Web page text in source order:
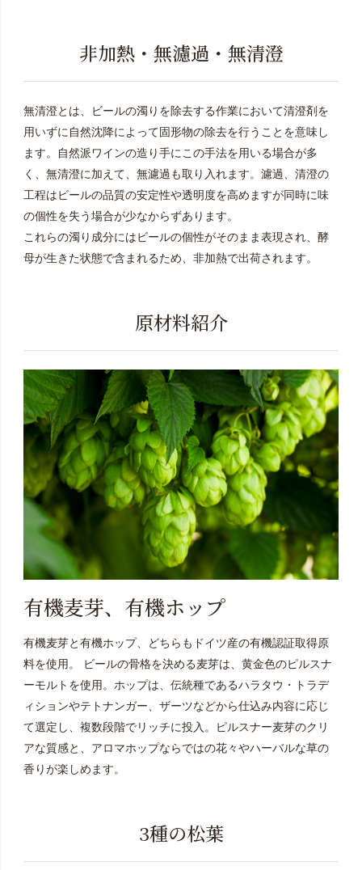
非加熱・無濾過・無清澄
無清澄とは、ビールの濁りを除去する作業において清澄剤を
用いずに自然沈降によって固形物の除去を行うことを意味し
ます。自然派ワインの造り手にこの手法を用いる場合が多
く、無清澄に加えて、無濾過も取り入れます。濾過、清澄の
工程はビールの品質の安定性や透明度を高めますが同時に味
の個性を失う場合が少なからずあります。
これらの濁り成分にはビールの個性がそのまま表現され、酵
母が生きた状態で含まれるため、非加熱で出荷されます。
原材料紹介
有機麦芽、有機ホップ
有機麦芽と有機ホップ、どちらもドイツ産の有機認証取得原
料を使用。 ビールの骨格を決める麦芽は、黄金色のピルスナ
ーモルトを使用。ホップは、伝統種であるハラタウ・トラデ
ィションやテトナンガー、ザーツなどから仕込み内容に応じ
て選定し、複数段階でリッチに投入。ピルスナー麦芽のクリ
アな質感と、アロマホップならではの花々やハーバルな草の
香りが楽しめます。
3種の松葉